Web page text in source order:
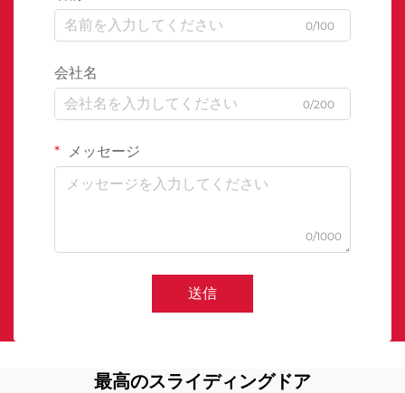
0/100
会社名
0/200
メッセージ
0/1000
送信
最高のスライディングドア